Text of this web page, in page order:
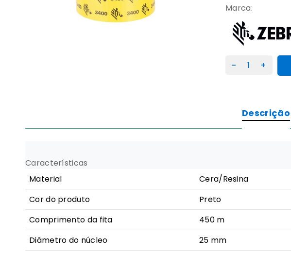
Marca:
Quantidade
transferência
térmica
131mm
450m
Descrição
Características
Material
Cera/Resina
Cor do produto
Preto
Comprimento da fita
450 m
Diâmetro do núcleo
25 mm